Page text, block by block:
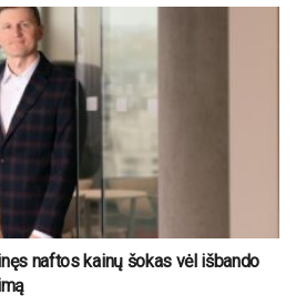
naftos kainų šokas vėl išbando